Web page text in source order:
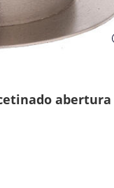
abertura